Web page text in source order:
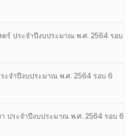
ร์ ประจำปีงบประมาณ พ.ศ. 2564 รอบ
ะจำปีงบประมาณ พ.ศ. 2564 รอบ 6
ประจำปีงบประมาณ พ.ศ. 2564 รอบ 6